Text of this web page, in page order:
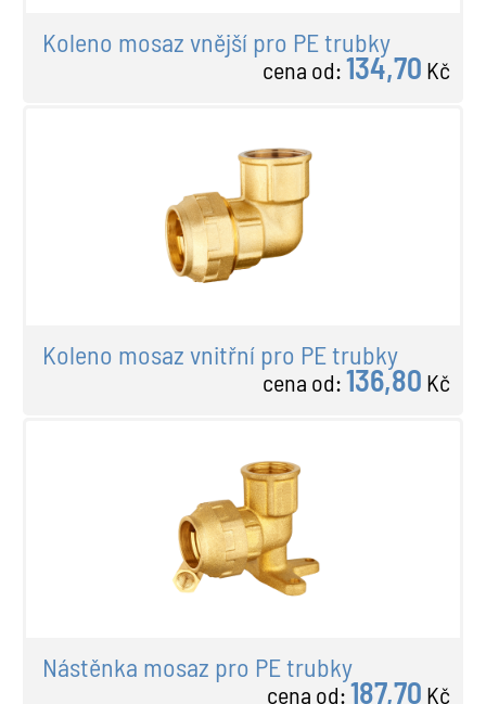
Koleno mosaz vnější pro PE trubky
cena od:134,70 Kč
Koleno mosaz vnitřní pro PE trubky
cena od:136,80 Kč
Nástěnka mosaz pro PE trubky
cena od:187,70 Kč